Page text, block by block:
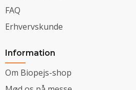
FAQ
Erhvervskunde
Information
Om Biopejs-shop